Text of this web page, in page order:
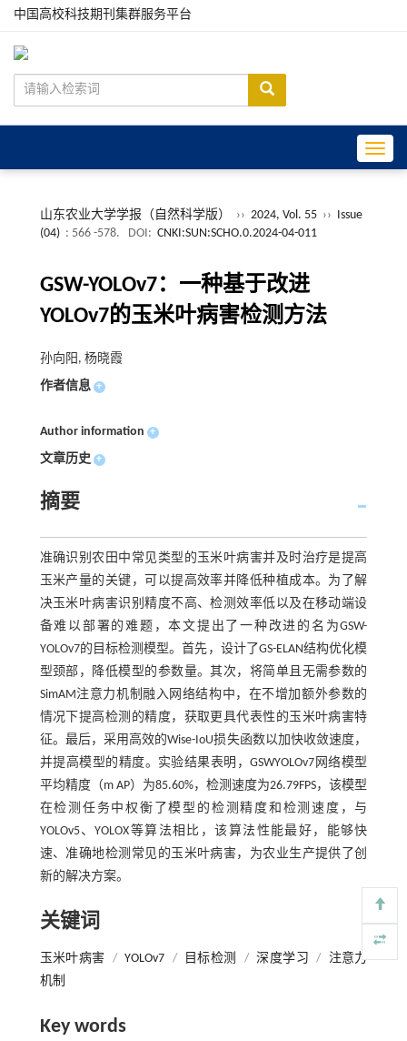
中国高校科技期刊集群服务平台
山东农业大学学报（自然科学版） ›› 2024, Vol. 55 ›› Issue
(04) : 566 -578. DOI: CNKI:SUN:SCHO.0.2024-04-011
GSW-YOLOv7：一种基于改进
YOLOv7的玉米叶病害检测方法
孙向阳, 杨晓霞
作者信息 +
Author information +
文章历史 +
摘要
准确识别农田中常见类型的玉米叶病害并及时治疗是提高
玉米产量的关键，可以提高效率并降低种植成本。为了解
决玉米叶病害识别精度不高、检测效率低以及在移动端设
备难以部署的难题，本文提出了一种改进的名为GSW-
YOLOv7的目标检测模型。首先，设计了GS-ELAN结构优化模
型颈部，降低模型的参数量。其次，将简单且无需参数的
SimAM注意力机制融入网络结构中，在不增加额外参数的
情况下提高检测的精度，获取更具代表性的玉米叶病害特
征。最后，采用高效的Wise-IoU损失函数以加快收敛速度，
并提高模型的精度。实验结果表明，GSWYOLOv7网络模型
平均精度（m AP）为85.60%，检测速度为26.79FPS，该模型
在检测任务中权衡了模型的检测精度和检测速度，与
YOLOv5、YOLOX等算法相比，该算法性能最好，能够快
速、准确地检测常见的玉米叶病害，为农业生产提供了创
新的解决方案。
关键词
玉米叶病害 / YOLOv7 / 目标检测 / 深度学习 /
注意力
机制
Key words